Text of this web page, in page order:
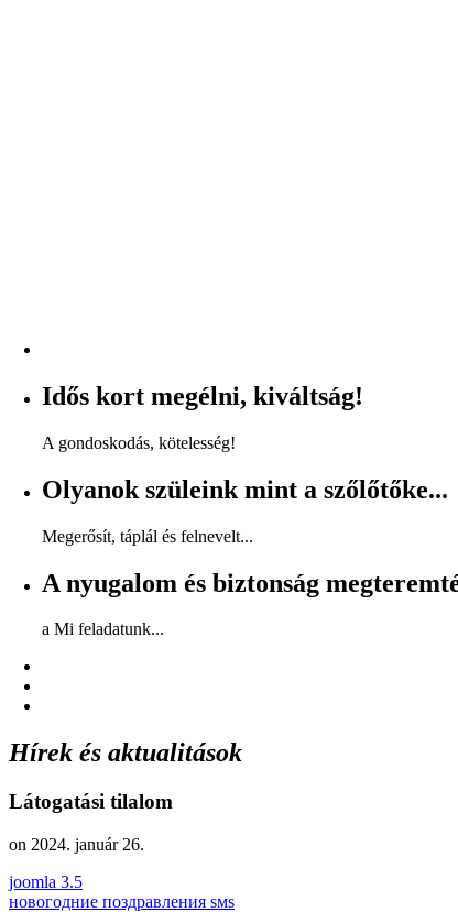
Idős kort megélni, kiváltság!
A gondoskodás, kötelesség!
Olyanok szüleink mint a szőlőtőke...
Megerősít, táplál és felnevelt...
A nyugalom és biztonság
a Mi feladatunk...
Hírek és aktualitások
Látogatási tilalom
on 2024. január 26.
joomla 3.5
новогодние поздравления sмs